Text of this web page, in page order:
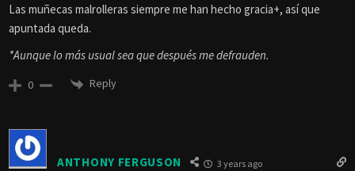
Las muñecas malrolleras siempre me han hecho gracia+, así que
apuntada queda.
*Aunque lo más usual sea que después me defrauden.
0 Reply
ANTHONY FERGUSON 3 years ago